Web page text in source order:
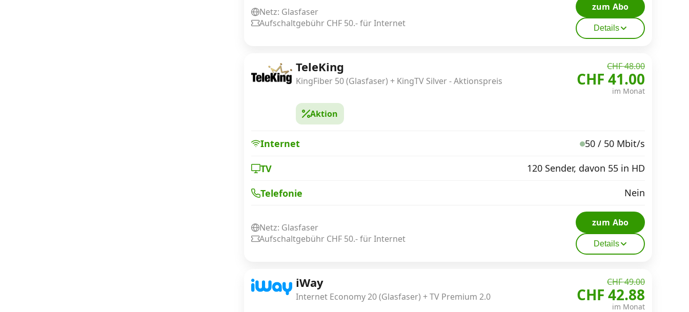
Netz: Glasfaser
Aufschaltgebühr CHF 50.- für Internet
zum Abo
Details
TeleKing
KingFiber 50 (Glasfaser) + KingTV Silver - Aktionspreis
Aktion
CHF 48.00
CHF 41.00
im Monat
Internet 50 / 50 Mbit/s
TV 120 Sender, davon 55 in HD
Telefonie Nein
Netz: Glasfaser
Aufschaltgebühr CHF 50.- für Internet
zum Abo
Details
iWay
Internet Economy 20 (Glasfaser) + TV Premium 2.0
CHF 49.00
CHF 42.88
im Monat